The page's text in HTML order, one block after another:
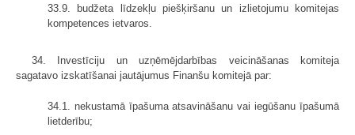
33.9. budžeta līdzekļu piešķiršanu un izlietojumu komitejas
kompetences ietvaros.
34. Investīciju un uzņēmējdarbības veicināšanas komiteja
sagatavo izskatīšanai jautājumus Finanšu komitejā par:
34.1. nekustamā īpašuma atsavināšanu vai iegūšanu īpašumā
lietderību;